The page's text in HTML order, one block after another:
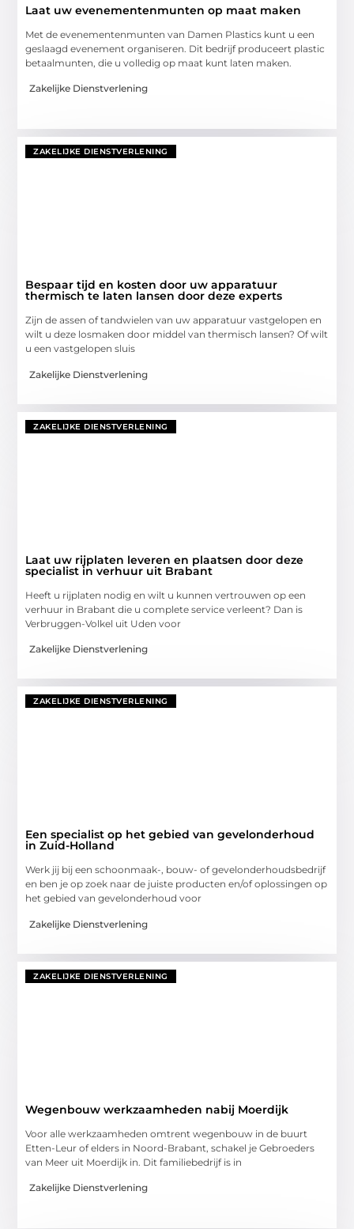
Laat uw evenementenmunten op maat maken
Met de evenementenmunten van Damen Plastics kunt u een
geslaagd evenement organiseren. Dit bedrijf produceert plastic
betaalmunten, die u volledig op maat kunt laten maken.
Zakelijke Dienstverlening
ZAKELIJKE DIENSTVERLENING
Bespaar tijd en kosten door uw apparatuur
thermisch te laten lansen door deze experts
Zijn de assen of tandwielen van uw apparatuur vastgelopen en
wilt u deze losmaken door middel van thermisch lansen? Of wilt
u een vastgelopen sluis
Zakelijke Dienstverlening
ZAKELIJKE DIENSTVERLENING
Laat uw rijplaten leveren en plaatsen door deze
specialist in verhuur uit Brabant
Heeft u rijplaten nodig en wilt u kunnen vertrouwen op een
verhuur in Brabant die u complete service verleent? Dan is
Verbruggen-Volkel uit Uden voor
Zakelijke Dienstverlening
ZAKELIJKE DIENSTVERLENING
Een specialist op het gebied van gevelonderhoud
in Zuid-Holland
Werk jij bij een schoonmaak-, bouw- of gevelonderhoudsbedrijf
en ben je op zoek naar de juiste producten en/of oplossingen op
het gebied van gevelonderhoud voor
Zakelijke Dienstverlening
ZAKELIJKE DIENSTVERLENING
Wegenbouw werkzaamheden nabij Moerdijk
Voor alle werkzaamheden omtrent wegenbouw in de buurt
Etten-Leur of elders in Noord-Brabant, schakel je Gebroeders
van Meer uit Moerdijk in. Dit familiebedrijf is in
Zakelijke Dienstverlening